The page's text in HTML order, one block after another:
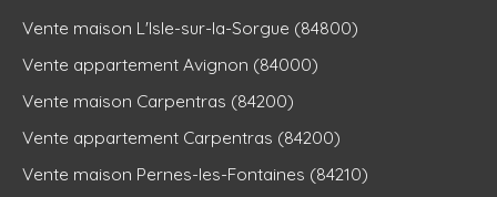
Vente maison L'Isle-sur-la-Sorgue (84800)
Vente appartement Avignon (84000)
Vente maison Carpentras (84200)
Vente appartement Carpentras (84200)
Vente maison Pernes-les-Fontaines (84210)